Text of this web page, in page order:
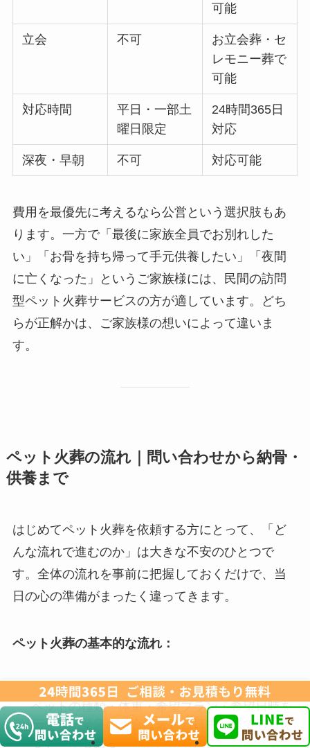
可能
立会 不可
お立会葬・セ
レモニー葬で
可能
対応時間
平日・一部土
曜日限定
24時間365日
対応
深夜・早朝 不可 対応可能
費用を最優先に考えるなら公営という選択肢もあ
ります。一方で「最後に家族全員でお別れした
い」「お骨を持ち帰って手元供養したい」「夜間
に亡くなった」というご家族様には、民間の訪問
型ペット火葬サービスの方が適しています。どち
らが正解かは、ご家族様の想いによって違いま
す。
ペット火葬の流れ｜問い合わせから納骨・
供養まで
はじめてペット火葬を依頼する方にとって、「ど
んな流れで進むのか」は大きな不安のひとつで
す。全体の流れを事前に把握しておくだけで、当
日の心の準備がまったく違ってきます。
ペット火葬の基本的な流れ：
問い合わせ・予約（電話またはWEB）
ペットの種類・体重・希望プラン・希望日時を
伝える。緊急の場合は最短当日中に来てもらえ
るケースもある